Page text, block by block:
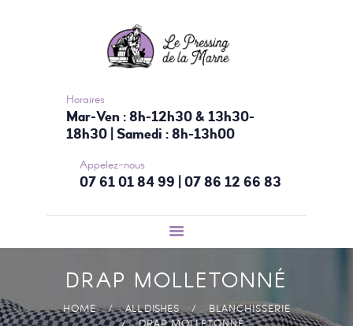
Horaires
Mar-Ven : 8h-12h30 & 13h30-
18h30 | Samedi : 8h-13h00
Appelez-nous
07 61 01 84 99 | 07 86 12 66 83
DRAP MOLLETONNÉ
HOME ALL DISHES
BLANCHISSERIE
DRAP MOLLETONNÉ
NOS SERVICES
TARIFS
CONTACTEZ-
NOUS